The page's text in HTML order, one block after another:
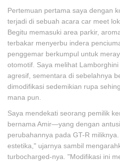
Pertemuan pertama saya dengan
terjadi di sebuah acara car meet
Begitu memasuki area parkir,
terbakar menyerbu indera
penggemar berkumpul untuk
otomotif. Saya melihat
agresif, sementara di sebelahnya
dimodifikasi sedemikian rupa
mana pun.
Saya mendekati seorang pemilik
bernama Amir—yang dengan
perubahannya pada GT-R
estetika," ujarnya sambil
turbocharged-nya. "Modifikasi ini